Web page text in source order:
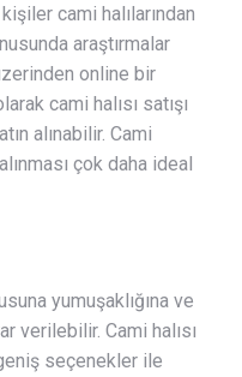
cami halılarından
araştırmalar
online bir
cami halısı satışı
alınabilir. Cami
çok daha ideal
yumuşaklığına ve
verilebilir. Cami halısı
seçenekler ile